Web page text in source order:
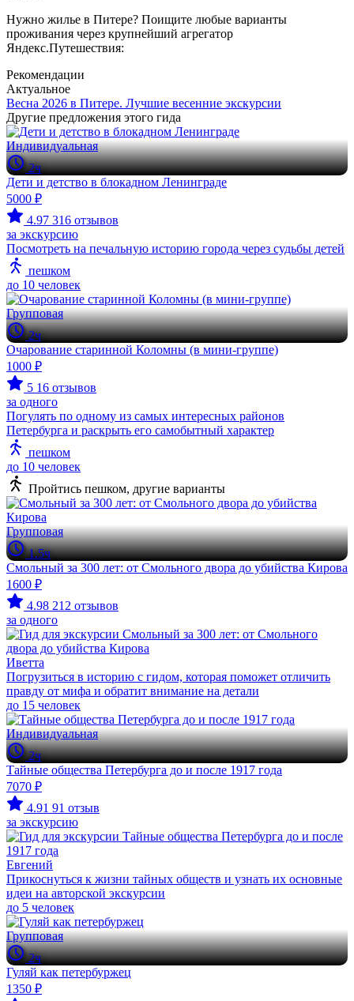
Нужно жилье в Питере? Поищите любые варианты
проживания через крупнейший агрегатор
Яндекс.Путешествия:
Рекомендации
Актуальное
Весна 2026 в Питере. Лучшие весенние экскурсии
Другие предложения этого гида
Индивидуальная
2ч
Дети и детство в блокадном Ленинграде
5000 ₽
4.97 316 отзывов
за экскурсию
Посмотреть на печальную историю города через судьбы детей
пешком
до 10 человек
Групповая
2ч
Очарование старинной Коломны (в мини-группе)
1000 ₽
5 16 отзывов
за одного
Погулять по одному из самых интересных районов
Петербурга и раскрыть его самобытный характер
пешком
до 10 человек
Пройтись пешком, другие варианты
Групповая
1.5ч
Смольный за 300 лет: от Смольного двора до убийства Кирова
1600 ₽
4.98 212 отзывов
за одного
Иветта
Погрузиться в историю с гидом, которая поможет отличить
правду от мифа и обратит внимание на детали
до 15 человек
Индивидуальная
2ч
Тайные общества Петербурга до и после 1917 года
7070 ₽
4.91 91 отзыв
за экскурсию
Евгений
Прикоснуться к жизни тайных обществ и узнать их основные
идеи на авторской экскурсии
до 5 человек
Групповая
2ч
Гуляй как петербуржец
1350 ₽